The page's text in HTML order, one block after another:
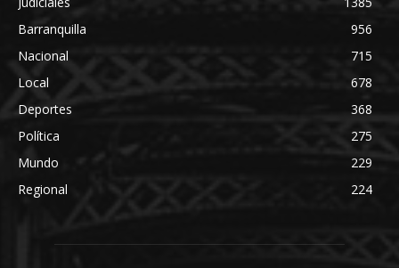
Barranquilla
956
Nacional
715
Local
678
Deportes
368
Política
275
Mundo
229
Regional
224